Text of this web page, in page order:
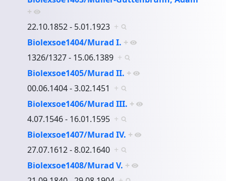
+
22.10.1852 - 5.01.1923 +
Biolexsoe1404/Murad I. +
1326/1327 - 15.06.1389 +
Biolexsoe1405/Murad II. +
00.06.1404 - 3.02.1451 +
Biolexsoe1406/Murad III. +
4.07.1546 - 16.01.1595 +
Biolexsoe1407/Murad IV. +
27.07.1612 - 8.02.1640 +
Biolexsoe1408/Murad V. +